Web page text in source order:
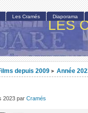
LES
depuis 2009 > Année
2023 par Cramés
Les Cramés Diaporama